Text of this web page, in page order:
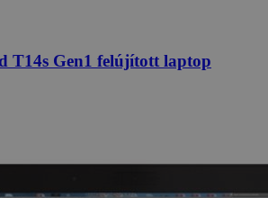
T14s Gen1 felújított laptop